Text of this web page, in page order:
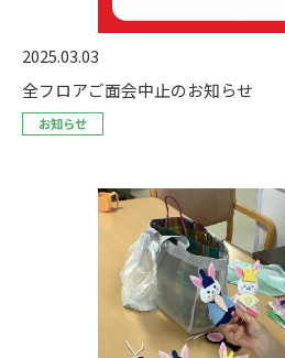
2025.03.03
全フロアご面会中止のお知らせ
お知らせ